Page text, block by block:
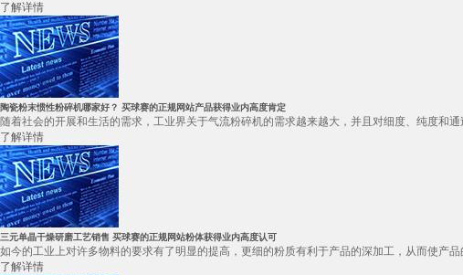
了解详情
陶瓷粉末惯性粉碎机哪家好？ 买球赛的正规网站产品获得业内高度肯定
随着社会的开展和生活的需求，工业界关于气流粉碎机的需求越来越大，并且对细度、纯度和
了解详情
三元单晶干燥研磨工艺销售 买球赛的正规网站粉体获得业内高度认可
如今的工业上对许多物料的要求有了明显的提高，更细的粉质有利于产品的深加工，从而使产
了解详情